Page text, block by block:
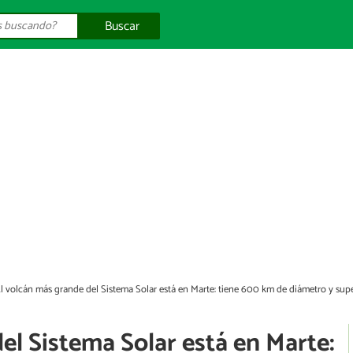
Buscar
volcán más grande del Sistema Solar está en Marte: tiene 600 km de diámetro y
Sistema Solar está en Marte: